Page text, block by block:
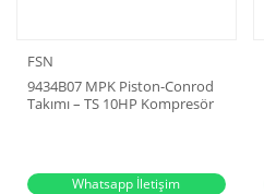
FSN
9434B07 MPK Piston-Conrod
Takımı – TS 10HP Kompresör
Whatsapp İletişim